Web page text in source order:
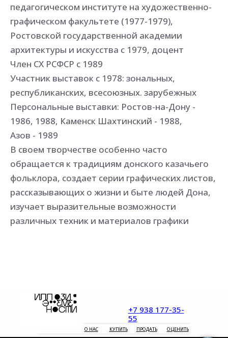
педагогическом институте на художественно-
графическом факультете (1977-1979),
Ростовской государственной академии
архитектуры и искусства с 1979, доцент
Член СХ РСФСР с 1989
Участник выставок с 1978: зональных,
республиканских, всесоюзных. зарубежных
Персональные выставки: Ростов-на-Дону -
1986, 1988, Каменск Шахтинский - 1988,
Азов - 1989
В своем творчестве особенно часто
обращается к традициям донского казачьего
фольклора, создает серии графических листов,
рассказывающих о жизни и быте людей Дона,
изучает выразительные возможности
различных техник и материалов графики
ПРОДАТЬ ОЦЕНИТЬ
КУПИТЬ
+7 938 177-35-
55
О НАС